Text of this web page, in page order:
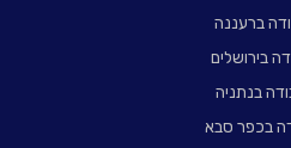
ברעננה
בירושלים
בנתניה
בכפר סבא